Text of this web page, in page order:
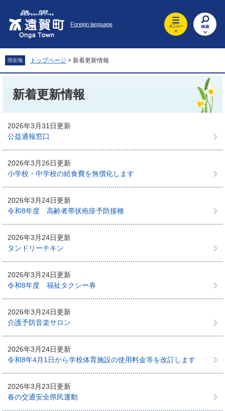
先
頭
を
飛
Foreign language
現在地 トップページ > 新着更新情報
新着更新情報
2026年3月31日更新
公益通報窓口
2026年3月26日更新
小学校・中学校の給食費を無償化します
2026年3月24日更新
令和8年度 高齢者帯状疱疹予防接種
2026年3月24日更新
タンドリーチキン
2026年3月24日更新
令和8年度 福祉タクシー券
2026年3月24日更新
介護予防音楽サロン
2026年3月24日更新
令和8年4月1日から学校体育施設の使用料金等を改訂します
2026年3月23日更新
春の交通安全県民運動